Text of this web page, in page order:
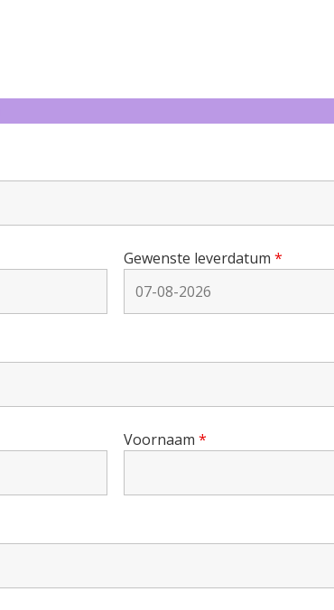
Gewenste leverdatum *
Voornaam *